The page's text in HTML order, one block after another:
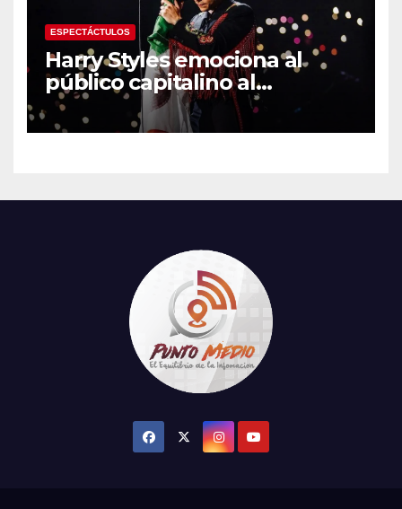
ESPECTÁCTULOS
Harry Styles emociona al
público capitalino al
interpretar “Cielito Lindo” en
su tercer concierto en la